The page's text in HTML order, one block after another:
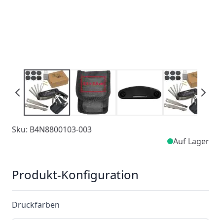
Sku: B4N8800103-003
Auf Lager
Produkt-Konfiguration
Druckfarben